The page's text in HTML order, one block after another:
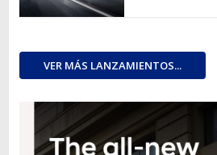
VER MÁS LANZAMIENTOS...